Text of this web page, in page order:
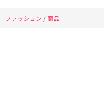
ファッション /商品